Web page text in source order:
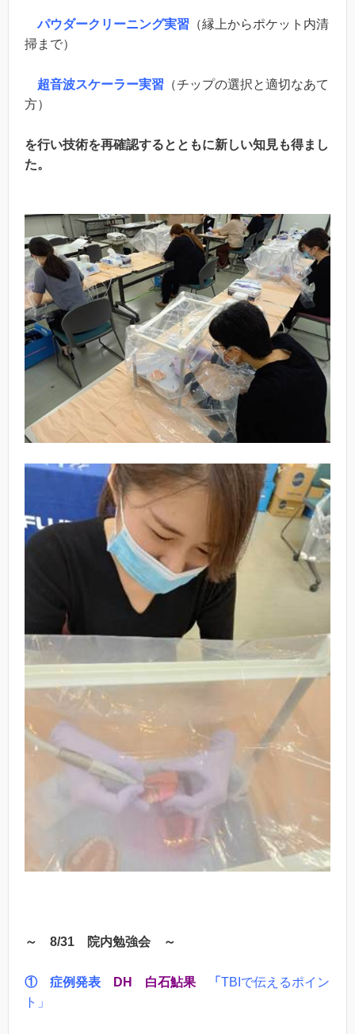
パウダークリーニング実習 （縁上からポケット内清
掃まで）
超音波スケーラー実習 （チップの選択と適切なあて
方）
を行い技術を再確認するとともに新しい知見も得まし
た。
～ 8/31 院内勉強会 ～
① 症例発表 DH 白石鮎果 「 TBIで伝えるポイン
ト」